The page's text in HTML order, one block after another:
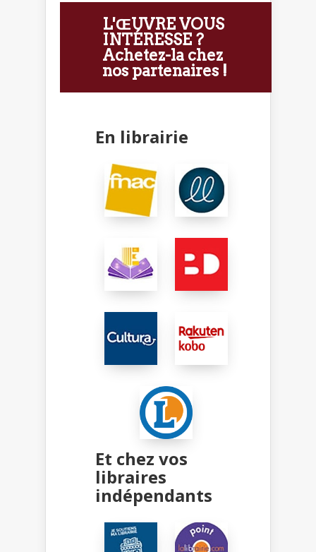
L'ŒUVRE VOUS
INTÉRESSE ?
Achetez-la chez
nos partenaires !
En librairie
Et chez vos
libraires
indépendants